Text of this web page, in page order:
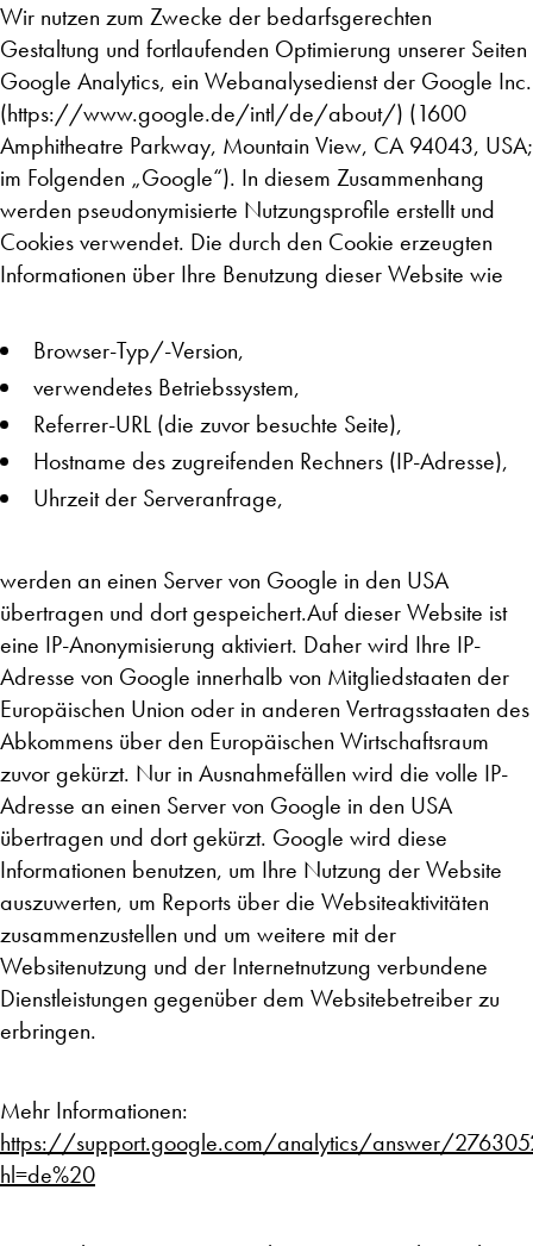
Wir nutzen zum Zwecke der bedarfsgerechten
Gestaltung und fortlaufenden Optimierung unserer Seiten
Google Analytics, ein Webanalysedienst der Google Inc.
(https://www.google.de/intl/de/about/) (1600
Amphitheatre Parkway, Mountain View, CA 94043, USA;
im Folgenden „Google“). In diesem Zusammenhang
werden pseudonymisierte Nutzungsprofile erstellt und
Cookies verwendet. Die durch den Cookie erzeugten
Informationen über Ihre Benutzung dieser Website wie
Browser-Typ/-Version,
verwendetes Betriebssystem,
Referrer-URL (die zuvor besuchte Seite),
Hostname des zugreifenden Rechners (IP-Adresse),
Uhrzeit der Serveranfrage,
werden an einen Server von Google in den USA
übertragen und dort gespeichert.Auf dieser Website ist
eine IP-Anonymisierung aktiviert. Daher wird Ihre IP-
Adresse von Google innerhalb von Mitgliedstaaten der
Europäischen Union oder in anderen Vertragsstaaten des
Abkommens über den Europäischen Wirtschaftsraum
zuvor gekürzt. Nur in Ausnahmefällen wird die volle IP-
Adresse an einen Server von Google in den USA
übertragen und dort gekürzt. Google wird diese
Informationen benutzen, um Ihre Nutzung der Website
auszuwerten, um Reports über die Websiteaktivitäten
zusammenzustellen und um weitere mit der
Websitenutzung und der Internetnutzung verbundene
Dienstleistungen gegenüber dem Websitebetreiber zu
erbringen.
Mehr Informationen:
https://support.google.com/analytics/answer/
hl=de%20